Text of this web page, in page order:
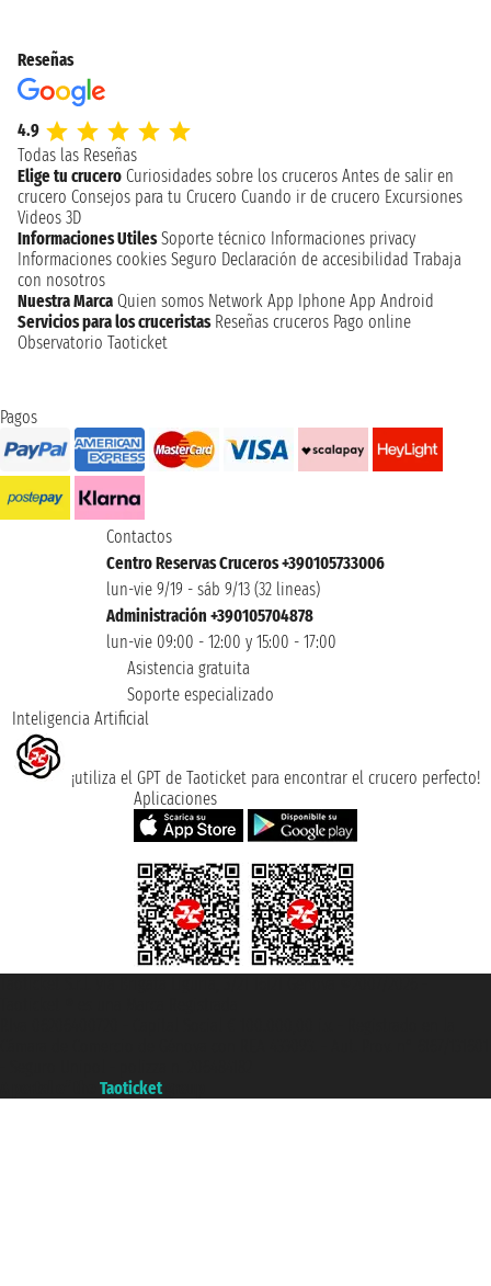
Reseñas
4.9
Todas las Reseñas
Elige tu crucero Curiosidades sobre los cruceros Antes de salir en
crucero Consejos para tu Crucero Cuando ir de crucero Excursiones
Videos 3D
Informaciones Utiles Soporte técnico Informaciones privacy
Informaciones cookies Seguro Declaración de accesibilidad Trabaja
con nosotros
Nuestra Marca Quien somos Network App Iphone App Android
Servicios para los cruceristas Reseñas cruceros Pago online
Observatorio Taoticket
Pagos
Contactos
Centro Reservas Cruceros +390105733006
lun-vie 9/19 - sáb 9/13 (32 lineas)
Administración +390105704878
lun-vie 09:00 - 12:00 y 15:00 - 17:00
Asistencia gratuita
Soporte especializado
Inteligencia Artificial
¡utiliza el GPT de Taoticket para encontrar el crucero perfecto!
Aplicaciones
Taoticket